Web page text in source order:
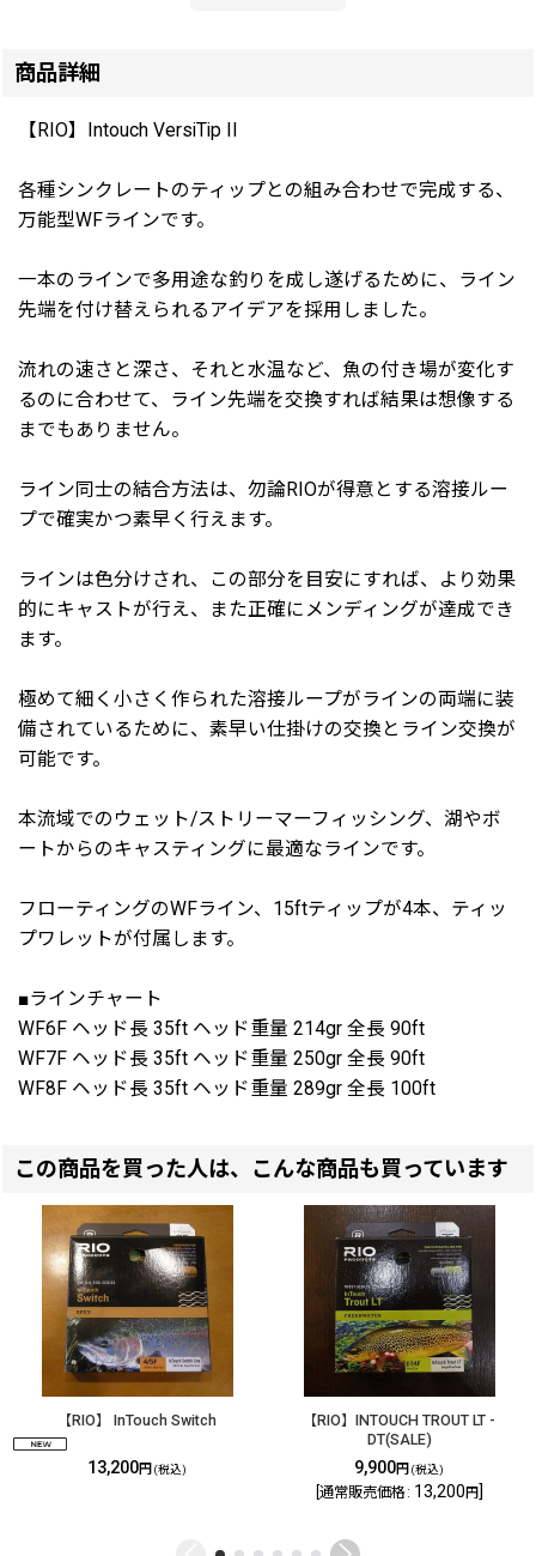
商品詳細
【RIO】Intouch VersiTip II
各種シンクレートのティップとの組み合わせで完成する、
万能型WFラインです。
一本のラインで多用途な釣りを成し遂げるために、ライン
先端を付け替えられるアイデアを採用しました。
流れの速さと深さ、それと水温など、魚の付き場が変化す
るのに合わせて、ライン先端を交換すれば結果は想像する
までもありません。
ライン同士の結合方法は、勿論RIOが得意とする溶接ルー
プで確実かつ素早く行えます。
ラインは色分けされ、この部分を目安にすれば、より効果
的にキャストが行え、また正確にメンディングが達成でき
ます。
極めて細く小さく作られた溶接ループがラインの両端に装
備されているために、素早い仕掛けの交換とライン交換が
可能です。
本流域でのウェット/ストリーマーフィッシング、湖やボ
ートからのキャスティングに最適なラインです。
フローティングのWFライン、15ftティップが4本、ティッ
プワレットが付属します。
■ラインチャート
WF6F ヘッド長 35ft ヘッド重量 214gr 全長 90ft
WF7F ヘッド長 35ft ヘッド重量 250gr 全長 90ft
WF8F ヘッド長 35ft ヘッド重量 289gr 全長 100ft
この商品を買った人は、こんな商品も買っています
【RIO】 InTouch Switch
13,200円 (税込)
【RIO】INTOUCH TROUT LT -
DT(SALE)
9,900円 (税込)
通常販売価格: 13,200 円]